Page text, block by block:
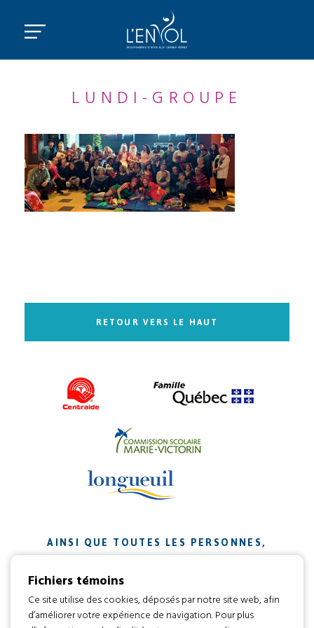
LUNDI-GROUPE
RETOUR VERS LE HAUT
AINSI QUE TOUTES LES PERSONNES,
ORGANISMES ET ENTREPRISES QUI ONT
CONTRIBUÉ À NOTRE MISSION.
Fichiers témoins
Ce site utilise des cookies, déposés par notre site web, afin
d’améliorer votre expérience de navigation. Pour plus